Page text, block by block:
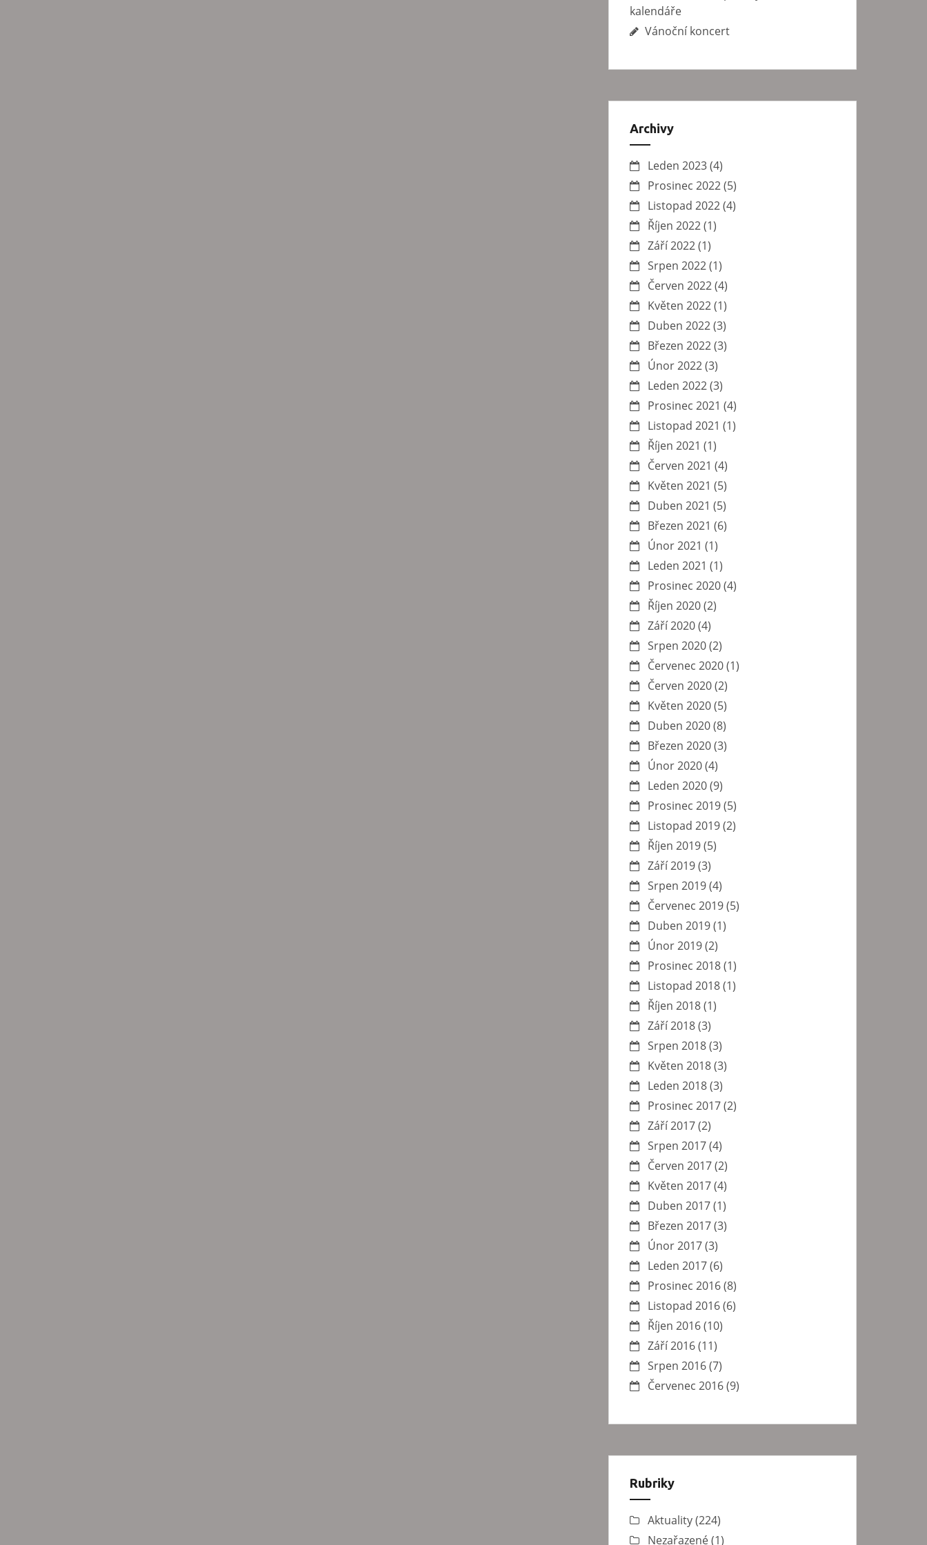
kalendáře
Vánoční koncert
Archivy
Leden 2023(4)
Prosinec 2022(5)
Listopad 2022(4)
Říjen 2022(1)
Září 2022(1)
Srpen 2022(1)
Červen 2022(4)
Květen 2022(1)
Duben 2022(3)
Březen 2022(3)
Únor 2022(3)
Leden 2022(3)
Prosinec 2021 (4)
Listopad 2021 (1)
Říjen 2021 (1)
Červen 2021 (4)
Květen 2021 (5)
Duben 2021 (5)
Březen 2021 (6)
Únor 2021 (1)
Leden 2021 (1)
Prosinec 2020(4)
Říjen 2020(2)
Září 2020(4)
Srpen 2020(2)
Červenec 2020(1)
Červen 2020(2)
Květen 2020(5)
Duben 2020(8)
Březen 2020(3)
Únor 2020(4)
Leden 2020(9)
Prosinec 2019(5)
Listopad 2019(2)
Říjen 2019(5)
Září 2019(3)
Srpen 2019(4)
Červenec 2019(5)
Duben 2019(1)
Únor 2019(2)
Prosinec 2018(1)
Listopad 2018(1)
Říjen 2018(1)
Září 2018(3)
Srpen 2018(3)
Květen 2018(3)
Leden 2018(3)
Prosinec 2017(2)
Září 2017(2)
Srpen 2017(4)
Červen 2017(2)
Květen 2017(4)
Duben 2017(1)
Březen 2017(3)
Únor 2017(3)
Leden 2017(6)
Prosinec 2016(8)
Listopad 2016(6)
Říjen 2016(10)
Září 2016(11)
Srpen 2016(7)
Červenec 2016(9)
Rubriky
Aktuality(224)
Nezařazené(1)